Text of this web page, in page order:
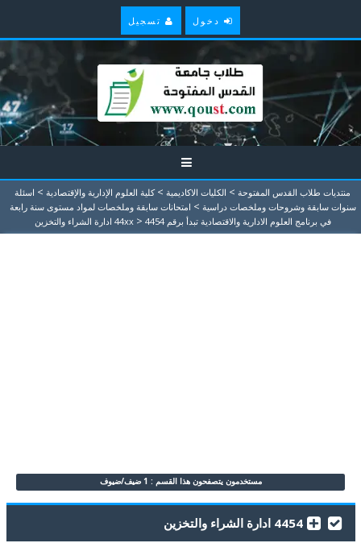
دخول تسجيل
منتديات طلاب القدس المفتوحة > الكليات الاكاديمية > كلية العلوم الإدارية والإقتصادية > اسئلة
سنوات سابقة وشروحات وملخصات دراسية > امتحانات سابقة وملخصات لمواد مستوى سنة رابعة
في برنامج العلوم الادارية والاقتصادية تبدأ برقم 44xx
> 4454 ادارة الشراء والتخزين
مستخدمون يتصفحون هذا القسم : 1 ضيف/ضيوف
4454 ادارة الشراء والتخزين